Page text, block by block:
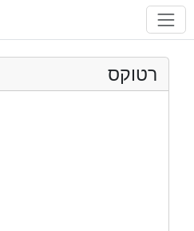
רטוקס